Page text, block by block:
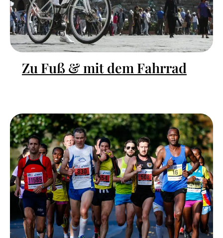
Zu Fuß & mit dem Fahrrad